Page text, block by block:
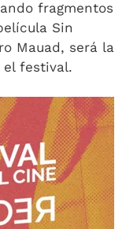
fragmentos
Sin
Mauad, será la
festival.